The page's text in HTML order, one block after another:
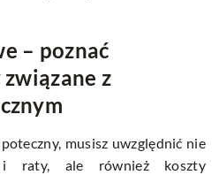
– poznać
z
musisz uwzględnić nie
i raty, ale również koszty